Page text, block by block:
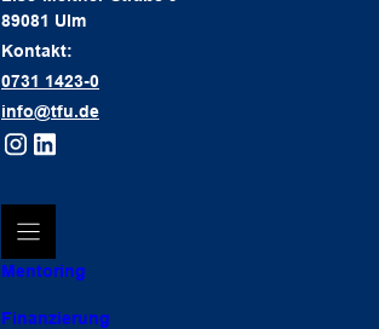
89081 Ulm
Kontakt:
0731 1423-0
info@tfu.de
Mentoring
Finanzierung